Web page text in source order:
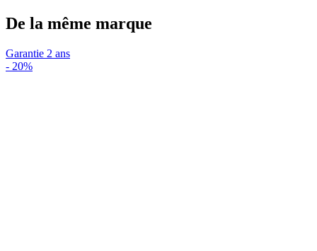
De la même marque
Garantie 2 ans
- 20%